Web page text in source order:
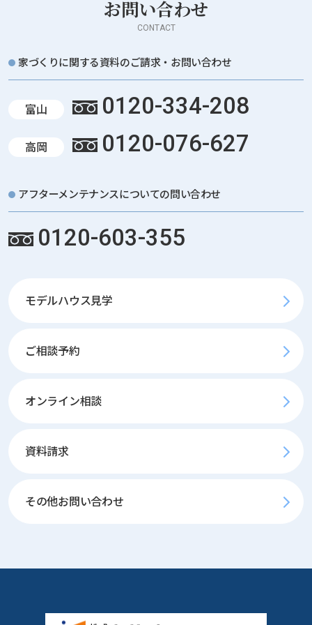
お問い合わせ
CONTACT
家づくりに関する資料のご請求・お問い合わせ
富山 0120-334-208
高岡 0120-076-627
アフターメンテナンスについての問い合わせ
0120-603-355
モデルハウス見学
ご相談予約
オンライン相談
資料請求
その他お問い合わせ